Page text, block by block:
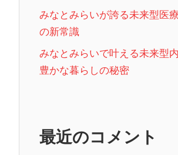
みなとみらいが誇る未来型医
の新常識
みなとみらいで叶える未来型
豊かな暮らしの秘密
最近のコメント